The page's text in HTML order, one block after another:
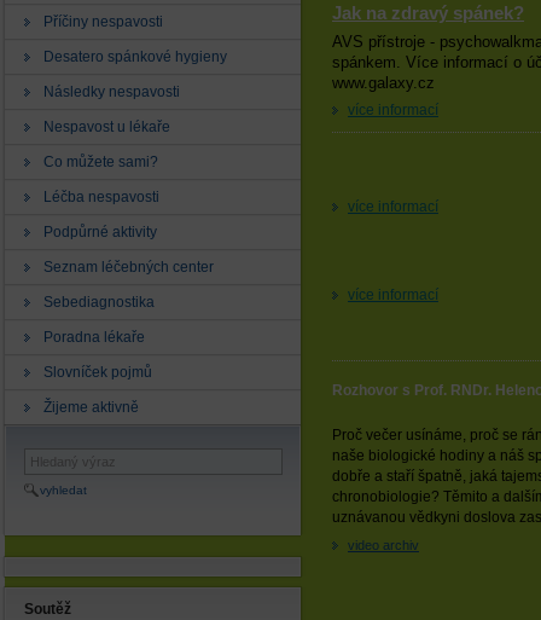
Příčiny nespavosti
Desatero spánkové hygieny
Následky nespavosti
Nespavost u lékaře
Co můžete sami?
Léčba nespavosti
Podpůrné aktivity
Seznam léčebných center
Sebediagnostika
Poradna lékaře
Slovníček pojmů
Žijeme aktivně
vyhledat
Soutěž
Jak na zdravý spánek?
AVS přístroje -
spánkem. Více informací o
www.galaxy.cz
více informací
více informací
více informací
Rozhovor s Prof. RNDr.
Proč večer usínáme, proč se
naše biologické hodiny a náš
dobře a staří špatně, jaká
chronobiologie? Těmito a
uznávanou vědkyni doslova
video archiv